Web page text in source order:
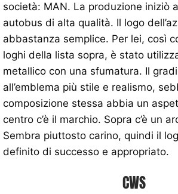
società: MAN. La produzione iniziò
autobus di alta qualità. Il logo
abbastanza semplice. Per lei, così
loghi della lista sopra, è stato
metallico con una sfumatura. Il
all’emblema più stile e realismo,
composizione stessa abbia un
centro c’è il marchio. Sopra c’è un
Sembra piuttosto carino, quindi il
definito di successo e appropriato.
CWS